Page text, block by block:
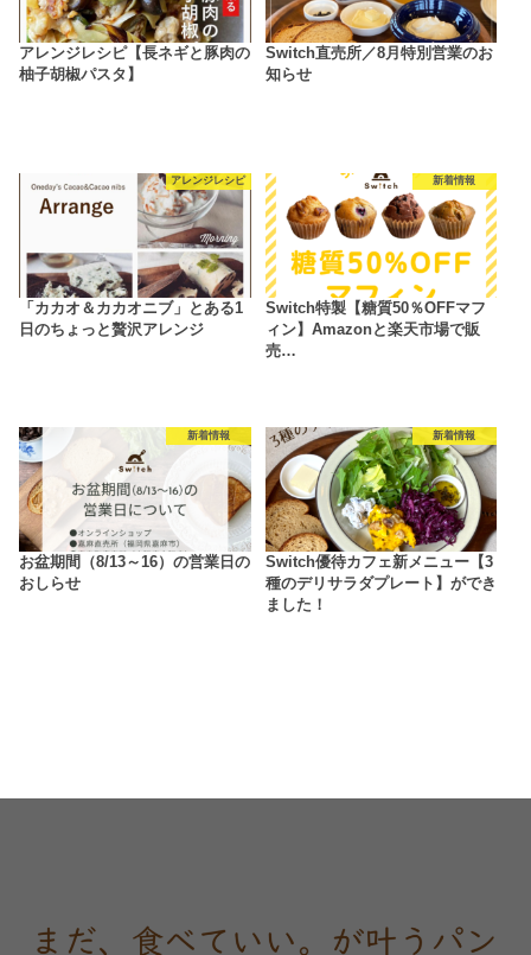
アレンジレシピ【長ネギと豚肉の
柚子胡椒パスタ】
Switch直売所／8月特別営業のお
知らせ
アレンジレシピ
「カカオ＆カカオニブ」とある1
日のちょっと贅沢アレンジ
新着情報
Switch特製【糖質50％OFFマフ
ィン】Amazonと楽天市場で販
売…
新着情報
お盆期間（8/13～16）の営業日の
おしらせ
新着情報
Switch優待カフェ新メニュー【3
種のデリサラダプレート】ができ
ました！